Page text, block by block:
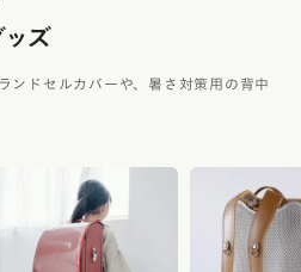
ズ
ンドセルカバーや、暑さ対策用の背中